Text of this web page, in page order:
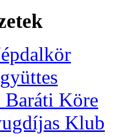
Baráti Köre
Klub